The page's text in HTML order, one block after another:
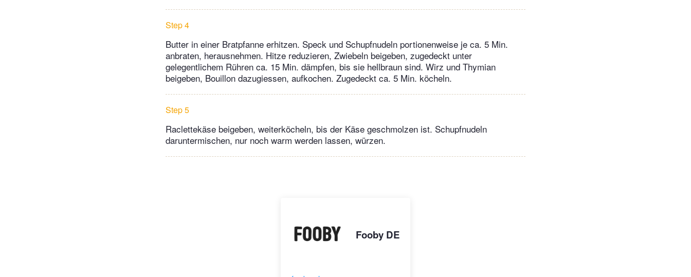
Step 4
Butter in einer Bratpfanne erhitzen. Speck und Schupfnudeln portionenweise je ca. 5 Min.
anbraten, herausnehmen. Hitze reduzieren, Zwiebeln beigeben, zugedeckt unter
gelegentlichem Rühren ca. 15 Min. dämpfen, bis sie hellbraun sind. Wirz und Thymian
beigeben, Bouillon dazugiessen, aufkochen. Zugedeckt ca. 5 Min. köcheln.
Step 5
Raclettekäse beigeben, weiterköcheln, bis der Käse geschmolzen ist. Schupfnudeln
daruntermischen, nur noch warm werden lassen, würzen.
Fooby DE